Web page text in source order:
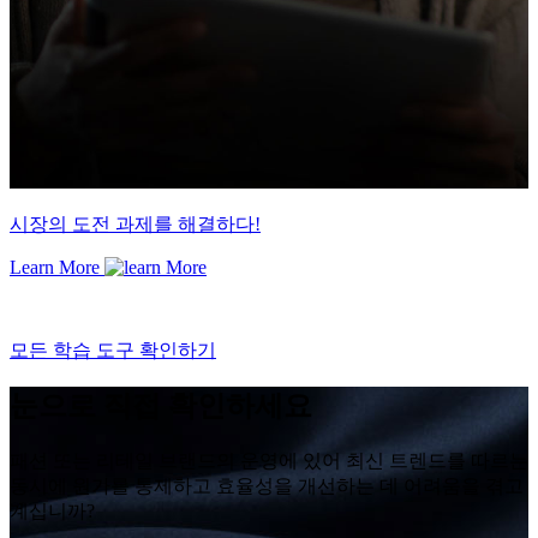
시장의 도전 과제를 해결하다!
Learn More
모든 학습 도구 확인하기
패션 또는 리테일 브랜드의 운영에 있어 최신 트렌드를 따르는
동시에 원가를 통제하고 효율성을 개선하는 데 어려움을 겪고
계십니까?